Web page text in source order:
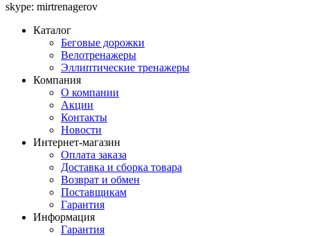
skype: mirtrenagerov
Каталог
Беговые дорожки
Велотренажеры
Эллиптические тренажеры
Компания
О компании
Акции
Контакты
Новости
Интернет-магазин
Оплата заказа
Доставка и сборка товара
Возврат и обмен
Поставщикам
Гарантия
Информация
Гарантия